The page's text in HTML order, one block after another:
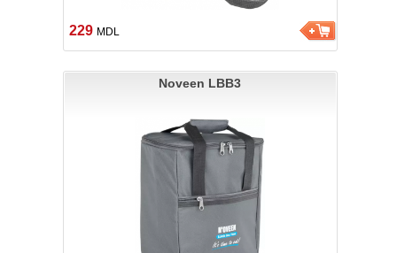
229 MDL
Noveen LBB3